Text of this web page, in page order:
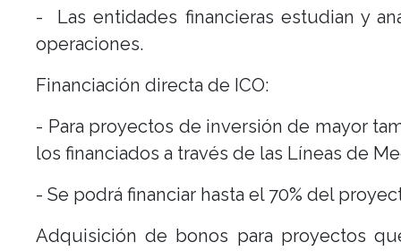
- Las entidades financieras estudian y
operaciones.
Financiación directa de ICO:
- Para proyectos de inversión de mayor
los financiados a través de las Líneas de
- Se podrá financiar hasta el 70% del
Adquisición de bonos para proyectos